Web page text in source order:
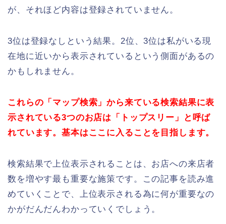
が、それほど内容は登録されていません。
3位は登録なしという結果。2位、3位は私がいる現
在地に近いから表示されているという側面があるの
かもしれません。
これらの「マップ検索」から来ている検索結果に表
示されている3つのお店は「トップスリー」と呼ば
れています。基本はここに入ることを目指します。
検索結果で上位表示されることは、お店への来店者
数を増やす最も重要な施策です。この記事を読み進
めていくことで、上位表示される為に何が重要なの
かがだんだんわかっていくでしょう。